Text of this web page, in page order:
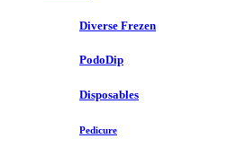
Diverse Frezen
PodoDip
Disposables
Pedicure